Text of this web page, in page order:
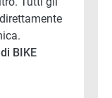
BIKE